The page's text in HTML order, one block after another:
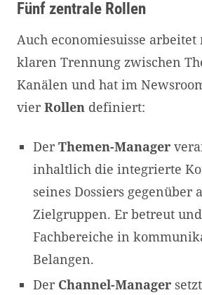
Fünf zentrale Rollen
Auch economiesuisse
klaren Trennung zwischen
Kanälen und hat im
vierRollen definiert:
DerThemen-Manager
inhaltlich die integrierte
seines Dossiers gegenüber
Zielgruppen. Er betreut
Fachbereiche in
Belangen.
Der Channel-Manager